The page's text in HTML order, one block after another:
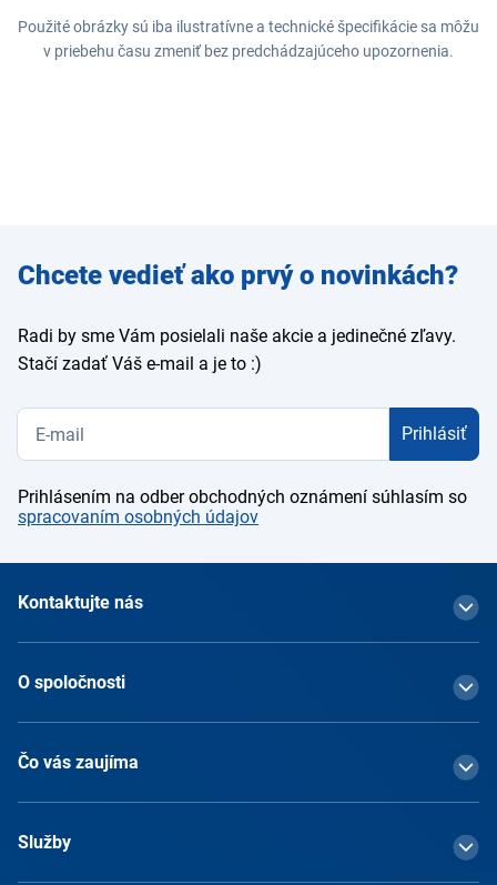
Použité obrázky sú iba ilustratívne a technické špecifikácie sa môžu
v priebehu času zmeniť bez predchádzajúceho upozornenia.
Zadajte
e-mail
Chcete vedieť ako prvý o novinkách?
Radi by sme Vám posielali naše akcie a jedinečné zľavy.
Stačí zadať Váš e-mail a je to :)
Prihlásiť
Prihlásením na odber obchodných oznámení súhlasím so
spracovaním osobných údajov
Kontaktujte nás
O spoločnosti
Čo vás zaujíma
Služby